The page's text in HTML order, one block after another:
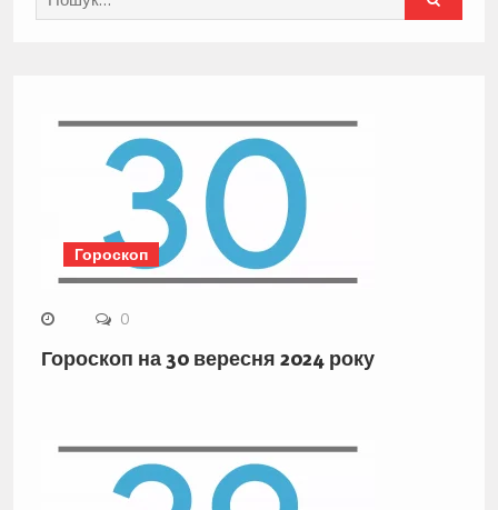
for:
Гороскоп
0
Гороскоп на 30 вересня 2024 року